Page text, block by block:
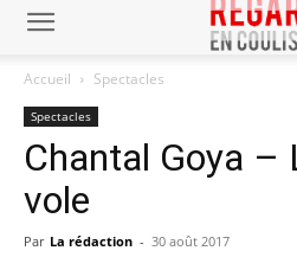
Accueil Spectacles
Spectacles
Chantal Goya –
vole
Par La rédaction - 30 août 2017